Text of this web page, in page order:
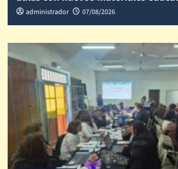
administrador 07/08/2026